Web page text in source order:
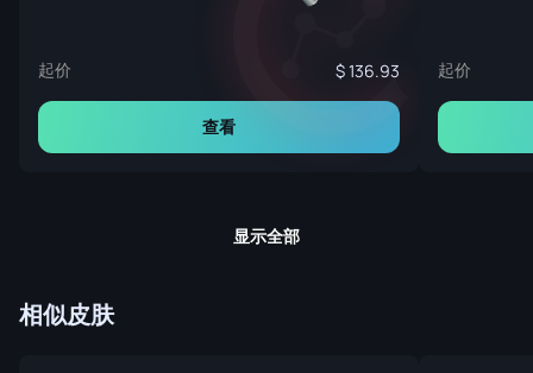
起价 136.93
查看
起价
显示全部
相似皮肤